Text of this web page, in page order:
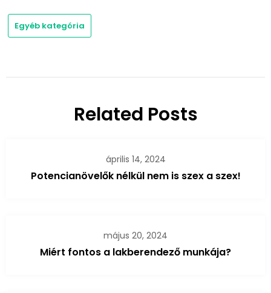
Egyéb kategória
Related Posts
április 14, 2024
Potencianövelők nélkül nem is szex a szex!
május 20, 2024
Miért fontos a lakberendező munkája?